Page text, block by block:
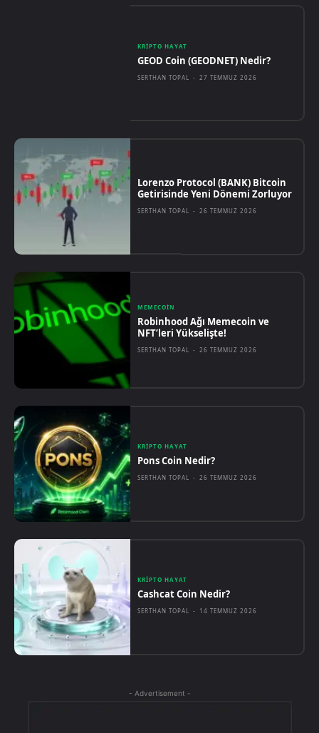
KRIPTO HAYAT
GEOD Coin (GEODNET) Nedir?
SERTHAN TOPAL - 27 TEMMUZ 2026
Lorenzo Protocol (BANK) Bitcoin
Getirisinde Yeni Dönemi Zorluyor
SERTHAN TOPAL - 26 TEMMUZ 2026
MEMECOIN
Robinhood Ağı Memecoin ve
NFT’leri Yükselişte!
SERTHAN TOPAL - 26 TEMMUZ 2026
KRIPTO HAYAT
Pons Coin Nedir?
SERTHAN TOPAL - 26 TEMMUZ 2026
KRIPTO HAYAT
Cashcat Coin Nedir?
SERTHAN TOPAL - 14 TEMMUZ 2026
- Advertisement -